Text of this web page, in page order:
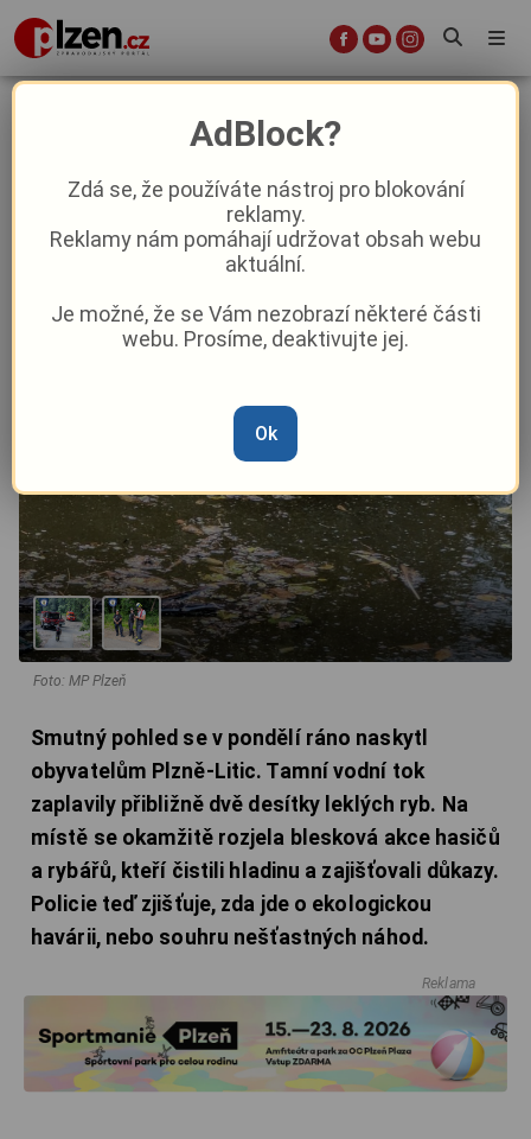
Ekologický poplach v Plzni. V
Liticích masivně uhynuly ryby,
Aktuálně
23. 6.|10:06
Foto: MP Plzeň
Smutný pohled se v pondělí ráno naskytl
obyvatelům Plzně-Litic. Tamní vodní tok
zaplavily přibližně dvě desítky leklých ryb. Na
místě se okamžitě rozjela blesková akce hasičů
a rybářů, kteří čistili hladinu a zajišťovali důkazy.
Policie teď zjišťuje, zda jde o ekologickou
havárii, nebo souhru nešťastných náhod.
Reklama
AdBlock?
Zdá se, že používáte nástroj pro blokování
reklamy.
Reklamy nám pomáhají udržovat obsah webu
aktuální.
Je možné, že se Vám nezobrazí některé části
webu. Prosíme, deaktivujte jej.
Ok